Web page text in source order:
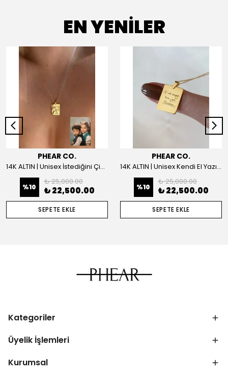
EN YENİLER
PHEAR CO.
14K ALTIN | Unisex İstediğini Çizdir Kolye
%10
₺ 25,000.00
₺ 22,500.00
SEPETE EKLE
PHEAR CO.
14K ALTIN | Unisex Kendi El Yazın ile İstediğini Yazdır Plaka Kolye
%10
₺ 25,000.00
₺ 22,500.00
SEPETE EKLE
Kategoriler
Üyelik İşlemleri
Kurumsal